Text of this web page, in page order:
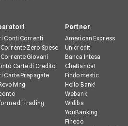
Conti Correnti
Zero Spese
Giovani
Carte di Credito
Carte Prepagate
di Trading
Partner
American Express
Unicredit
Banca Intesa
CheBanca!
Findomestic
Hello Bank!
Webank
Widiba
YouBanking
Fineco